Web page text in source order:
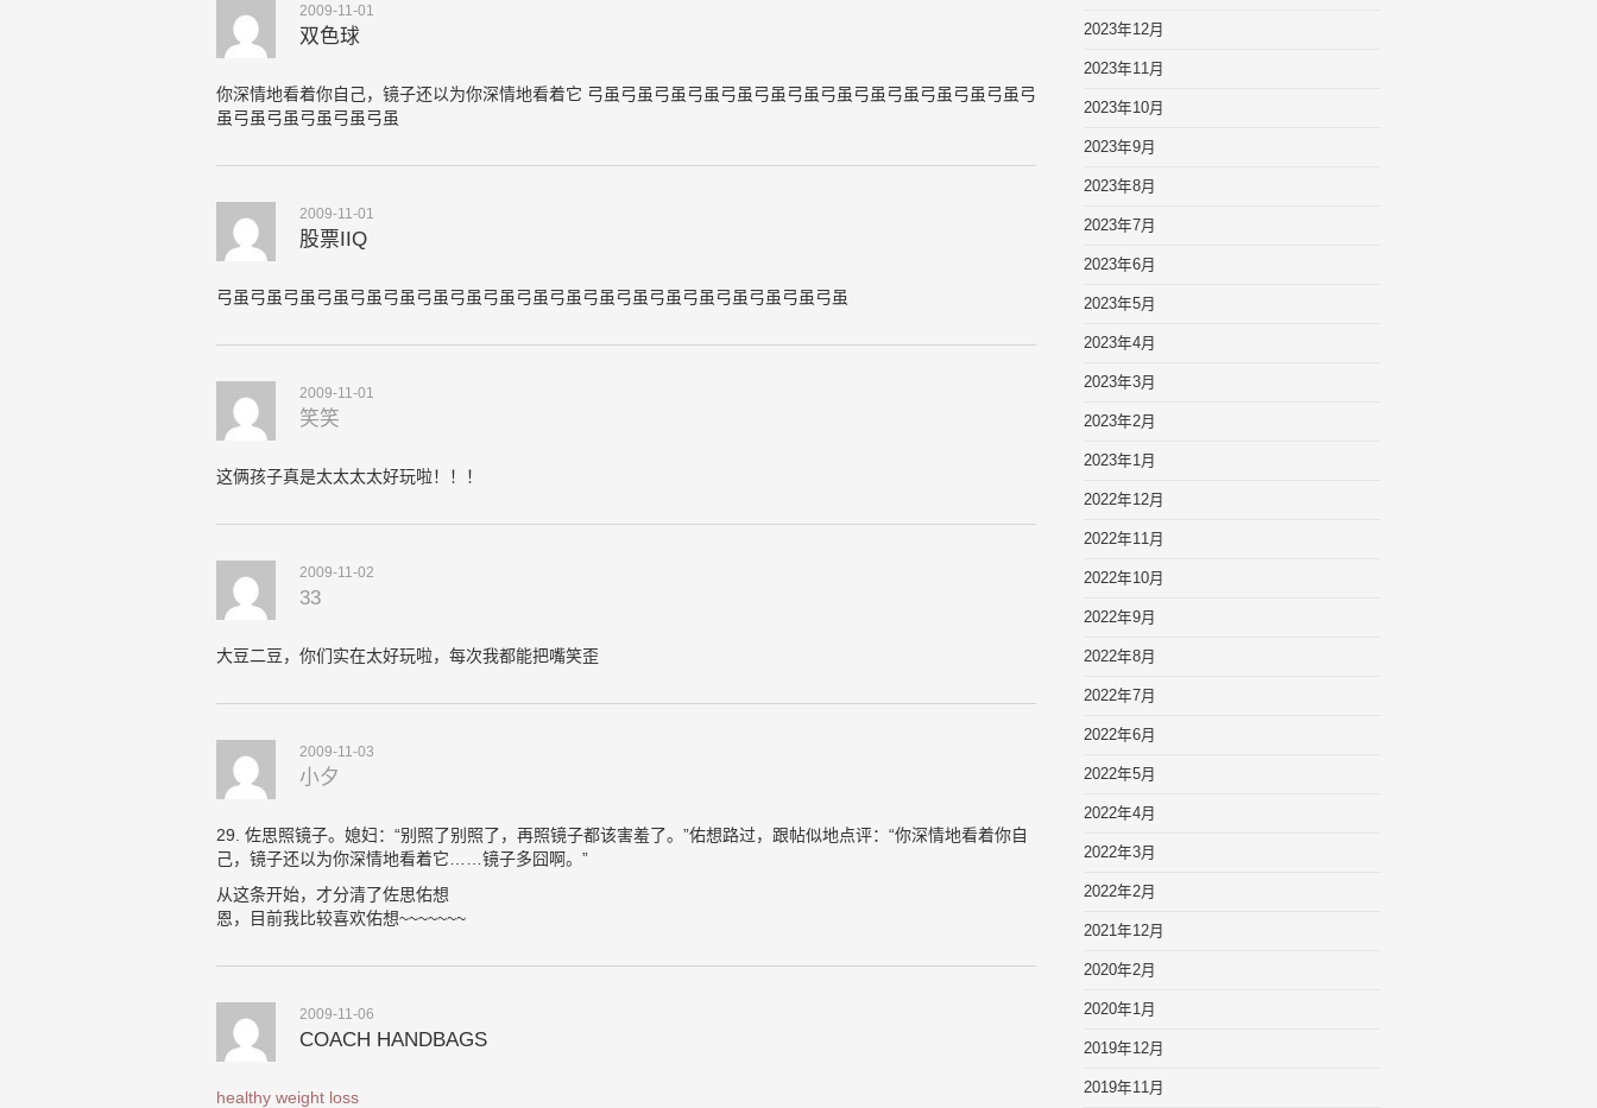
2009-11-01
双色球
你深情地看着你自己，镜子还以为你深情地看着它 弓虽弓虽弓虽弓虽弓虽弓虽弓虽弓虽弓虽弓虽弓虽弓虽弓虽弓
虽弓虽弓虽弓虽弓虽弓虽
2009-11-01
股票IIQ
弓虽弓虽弓虽弓虽弓虽弓虽弓虽弓虽弓虽弓虽弓虽弓虽弓虽弓虽弓虽弓虽弓虽弓虽弓虽
2009-11-01
笑笑
这俩孩子真是太太太太好玩啦！！！
2009-11-02
33
大豆二豆，你们实在太好玩啦，每次我都能把嘴笑歪
2009-11-03
小夕
29. 佐思照镜子。媳妇：“别照了别照了，再照镜子都该害羞了。”佑想路过，跟帖似地点评：“你深情地看着你自
己，镜子还以为你深情地看着它……镜子多囧啊。”
从这条开始，才分清了佐思佑想
恩，目前我比较喜欢佑想~~~~~~~
2009-11-06
COACH HANDBAGS
healthy weight loss
2023年12月
2023年11月
2023年10月
2023年9月
2023年8月
2023年7月
2023年6月
2023年5月
2023年4月
2023年3月
2023年2月
2023年1月
2022年12月
2022年11月
2022年10月
2022年9月
2022年8月
2022年7月
2022年6月
2022年5月
2022年4月
2022年3月
2022年2月
2021年12月
2020年2月
2020年1月
2019年12月
2019年11月